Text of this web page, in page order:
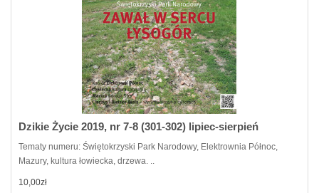
Dzikie Życie 2019, nr 7-8 (301-302) lipiec-sierpień
Tematy numeru: Świętokrzyski Park Narodowy, Elektrownia Północ,
Mazury, kultura łowiecka, drzewa. ..
10,00zł